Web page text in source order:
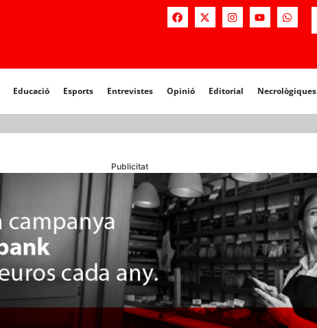
Educació Esports Entrevistes Opinió Editorial Necrològiques
Opinió Editorial Necrològiques
Publicitat